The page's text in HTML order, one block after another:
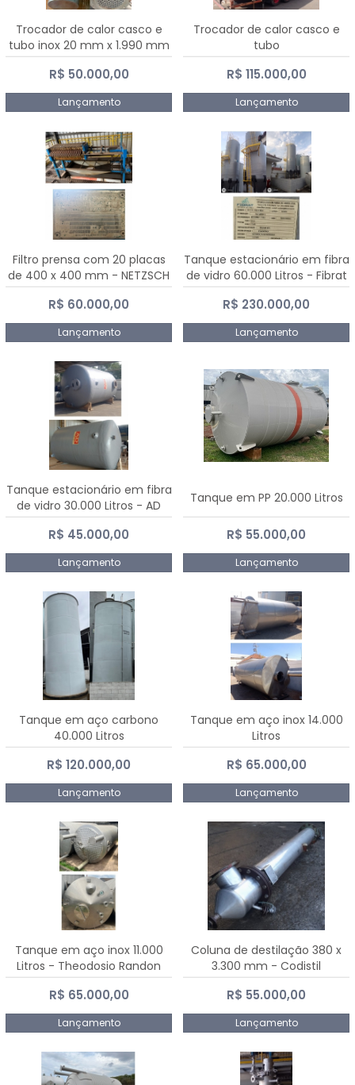
Trocador de calor casco e
tubo inox 20 mm x 1.990 mm
R$ 50.000,00
Lançamento
Trocador de calor casco e
tubo
R$ 115.000,00
Lançamento
Filtro prensa com 20 placas
de 400 x 400 mm - NETZSCH
R$ 60.000,00
Lançamento
Tanque estacionário em fibra
de vidro 60.000 Litros - Fibrat
R$ 230.000,00
Lançamento
Tanque estacionário em fibra
de vidro 30.000 Litros - AD
Fibras
R$ 45.000,00
Lançamento
Tanque em PP 20.000 Litros
R$ 55.000,00
Lançamento
Tanque em aço carbono
40.000 Litros
R$ 120.000,00
Lançamento
Tanque em aço inox 14.000
Litros
R$ 65.000,00
Lançamento
Tanque em aço inox 11.000
Litros - Theodosio Randon
R$ 65.000,00
Lançamento
Coluna de destilação 380 x
3.300 mm - Codistil
R$ 55.000,00
Lançamento